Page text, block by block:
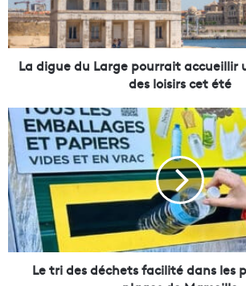
e
d
u
g
e
p
o
u
r
r
a
i
La digue du Large pourrait accueillir
des loisirs cet été
L
e
t
r
i
d
e
s
d
Le tri des déchets facilité dans les